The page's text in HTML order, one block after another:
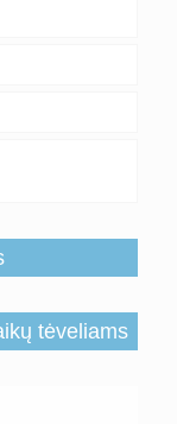
tėveliams